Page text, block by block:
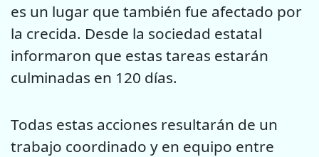
es un lugar que también fue afectado por
la crecida. Desde la sociedad estatal
informaron que estas tareas estarán
culminadas en 120 días.
Todas estas acciones resultarán de un
trabajo coordinado y en equipo entre